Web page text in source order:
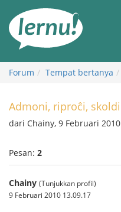
daftar
Forum Tempat bertanya
Admoni, riproĉi, skoldi
dari Chainy, 9 Februari 2010
Pesan: 2
Chainy (Tunjukkan profil)
9 Februari 2010 13.09.17